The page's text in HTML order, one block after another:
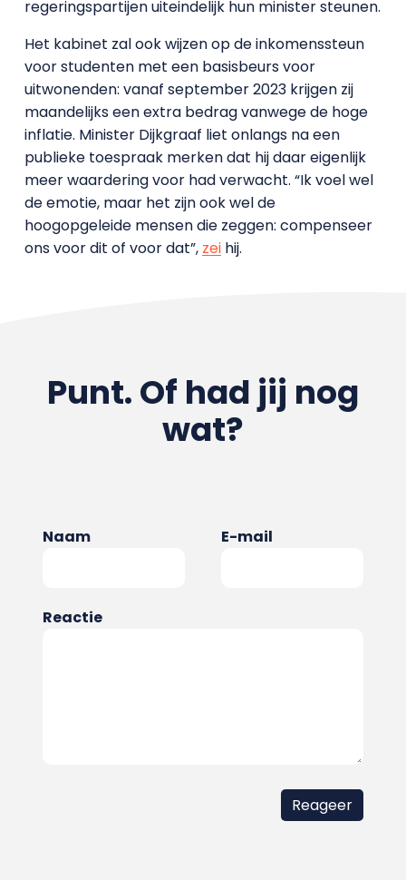
regeringspartijen uiteindelijk hun minister steunen.
Het kabinet zal ook wijzen op de inkomenssteun
voor studenten met een basisbeurs voor
uitwonenden: vanaf september 2023 krijgen zij
maandelijks een extra bedrag vanwege de hoge
inflatie. Minister Dijkgraaf liet onlangs na een
publieke toespraak merken dat hij daar eigenlijk
meer waardering voor had verwacht. “Ik voel wel
de emotie, maar het zijn ook wel de
hoogopgeleide mensen die zeggen: compenseer
ons voor dit of voor dat”, zeihij.
Punt. Of had jij nog
wat?
Naam E-mail
Reactie